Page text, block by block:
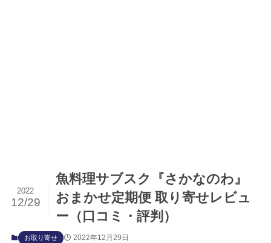
魚料理サブスク『さかなのわ』
おまかせ定期便 取り寄せレビュ
ー（口コミ・評判）
2022
12/29
お取り寄せ 2022年12月29日